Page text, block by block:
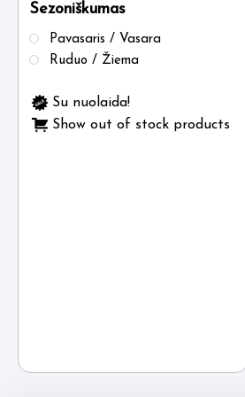
Sezoniškumas
Pavasaris / Vasara
Ruduo / Žiema
Su nuolaida!
Show out of stock products